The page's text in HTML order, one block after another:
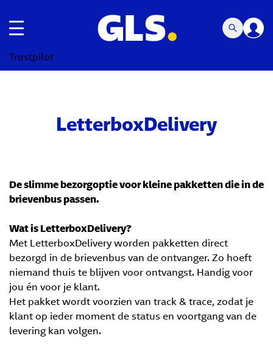
toggle navigatie
Trustpilot
LetterboxDelivery
De slimme bezorgoptie voor kleine pakketten die in de
brievenbus passen.
Wat is LetterboxDelivery?
Met LetterboxDelivery worden pakketten direct
bezorgd in de brievenbus van de ontvanger. Zo hoeft
niemand thuis te blijven voor ontvangst. Handig voor
jou én voor je klant.
Het pakket wordt voorzien van track & trace, zodat je
klant op ieder moment de status en voortgang van de
levering kan volgen.